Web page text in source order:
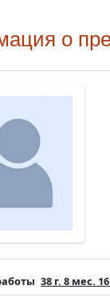
о
38 г. 8 мес.